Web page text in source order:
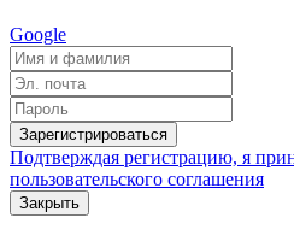
Google
Зарегистрироваться
Подтверждая регистрацию, я
пользовательского соглашения
Закрыть